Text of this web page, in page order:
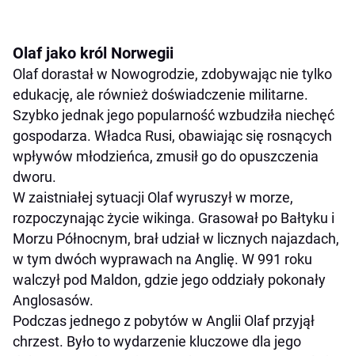
Olaf jako król Norwegii
Olaf dorastał w Nowogrodzie, zdobywając nie tylko
edukację, ale również doświadczenie militarne.
Szybko jednak jego popularność wzbudziła niechęć
gospodarza. Władca Rusi, obawiając się rosnących
wpływów młodzieńca, zmusił go do opuszczenia
dworu.
W zaistniałej sytuacji Olaf wyruszył w morze,
rozpoczynając życie wikinga. Grasował po Bałtyku i
Morzu Północnym, brał udział w licznych najazdach,
w tym dwóch wyprawach na Anglię. W 991 roku
walczył pod Maldon, gdzie jego oddziały pokonały
Anglosasów.
Podczas jednego z pobytów w Anglii Olaf przyjął
chrzest. Było to wydarzenie kluczowe dla jego